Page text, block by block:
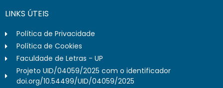
LINKS ÚTEIS
Política de Privacidade
Política de Cookies
Faculdade de Letras - UP
Projeto UID/04059/2025 com o identificador
doi.org/10.54499/UID/04059/2025